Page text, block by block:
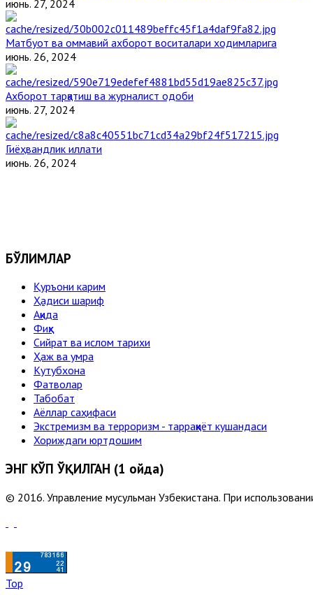
июнь. 27, 2024
Матбуот ва оммавий ахборот воситалари ходимларига
июнь. 26, 2024
Ахборот тарқатиш ва журналист одоби
июнь. 27, 2024
Гиёҳвандлик иллати
июнь. 26, 2024
БЎЛИМЛАР
Қуръони карим
Ҳадиси шариф
Ақида
Фиқҳ
Сийрат ва ислом тарихи
Ҳаж ва умра
Кутубхона
Фатволар
Табобат
Аёллар саҳифаси
Экстремизм ва терроризм - тарраққиёт кушандаси
Хориждаги юртдошим
ЭНГ КЎП ЎҚИЛГАН (1 ойда)
© 2016. Управление мусульман Узбекистана. При
Top